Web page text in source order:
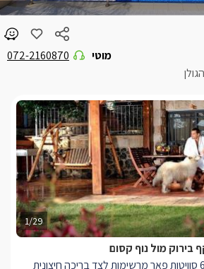
מוטי 072-2160870
1/29
בירוק מול נוף קסום
האחוזה בחד נס מציגה 6 סוויטות פאר מרשימות לצד בריכה חיצונית